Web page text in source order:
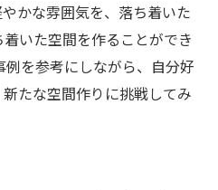
かな雰囲気を、落ち着いた
いた空間を作ることができ
例を参考にしながら、自分好
たな空間作りに挑戦してみ